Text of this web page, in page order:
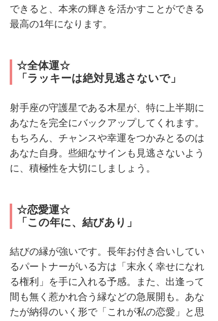
できると、本来の輝きを活かすことができる
最高の1年になります。
☆全体運☆
「ラッキーは絶対見逃さないで」
射手座の守護星である木星が、特に上半期に
あなたを完全にバックアップしてくれます。
もちろん、チャンスや幸運をつかみとるのは
あなた自身。些細なサインも見逃さないよう
に、積極性を大切にしましょう。
☆恋愛運☆
「この年に、結びあり」
結びの縁が強いです。長年お付き合いしてい
るパートナーがいる方は「末永く幸せになれ
る権利」を手に入れる予感。また、出逢って
間も無く惹かれ合う縁などの急展開も。あな
たが納得のいく形で「これが私の恋愛」と思